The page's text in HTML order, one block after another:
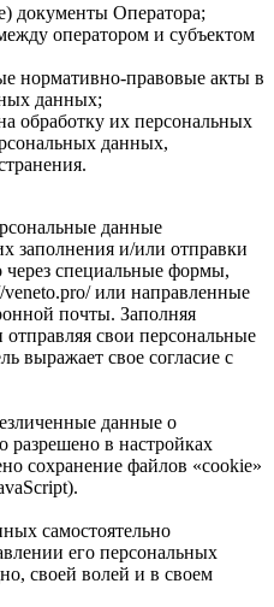
документы Оператора;
оператором и субъектом
нормативно-правовые акты в
данных;
обработку их персональных
данных,
данные
заполнения и/или отправки
через специальные формы,
или направленные
почты. Заполняя
свои персональные
выражает свое согласие с
данные о
разрешено в настройках
сохранение файлов «cookie»
самостоятельно
его персональных
своей волей и в своем